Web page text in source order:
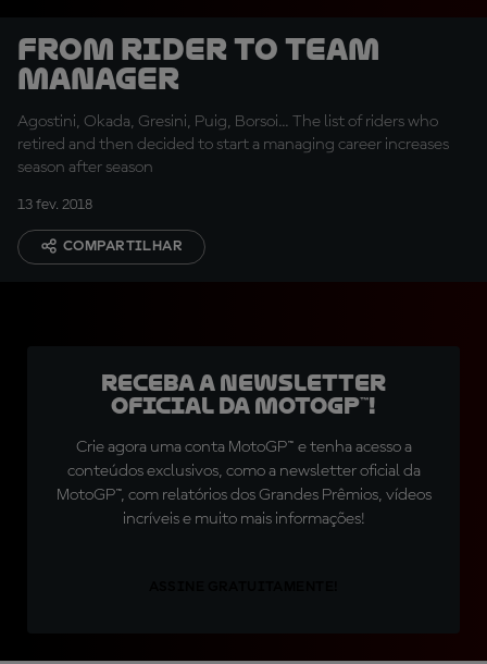
From rider to Team
Manager
Agostini, Okada, Gresini, Puig, Borsoi... The list of riders who
retired and then decided to start a managing career increases
season after season
13 fev. 2018
COMPARTILHAR
Receba a newsletter
oficial da MotoGP™!
Crie agora uma conta MotoGP™ e tenha acesso a
conteúdos exclusivos, como a newsletter oficial da
MotoGP™, com relatórios dos Grandes Prêmios, vídeos
incríveis e muito mais informações!